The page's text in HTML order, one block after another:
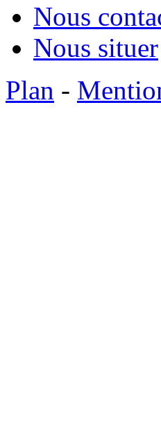
Nous
Nous situer
Plan -